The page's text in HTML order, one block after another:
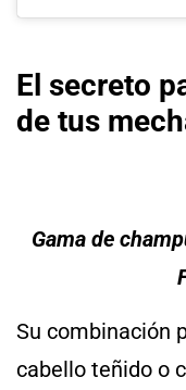
El secreto
de tus
Gama de
Su combinación
cabello teñido o